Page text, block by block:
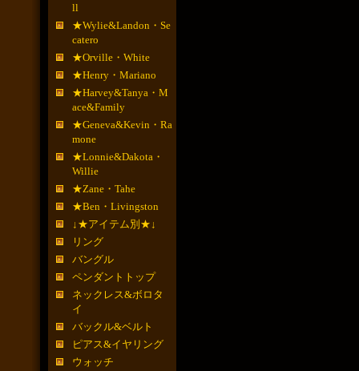
ll
★Wylie&Landon・Se
catero
★Orville・White
★Henry・Mariano
★Harvey&Tanya・M
ace&Family
★Geneva&Kevin・Ra
mone
★Lonnie&Dakota・
Willie
★Zane・Tahe
★Ben・Livingston
↓★アイテム別★↓
リング
バングル
ペンダントトップ
ネックレス&ボロタ
イ
バックル&ベルト
ピアス&イヤリング
ウォッチ